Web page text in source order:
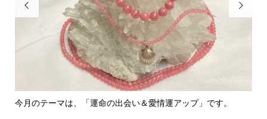

里親さん募集中！
